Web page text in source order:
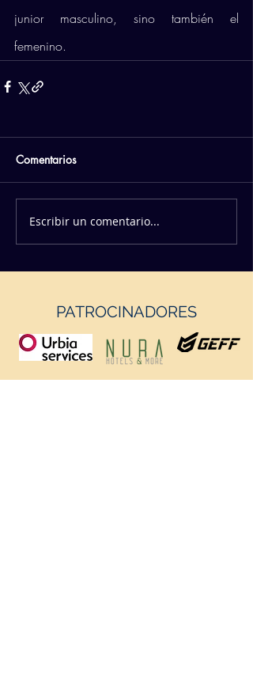
junior masculino, sino también el
femenino.
Comentarios
Escribir un comentario...
PATROCINADORES